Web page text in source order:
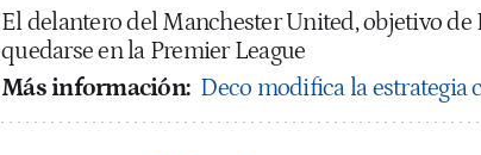
El delantero del Manchester United, objetivo de
quedarse en la Premier League
Más información: Deco modifica la estrategia